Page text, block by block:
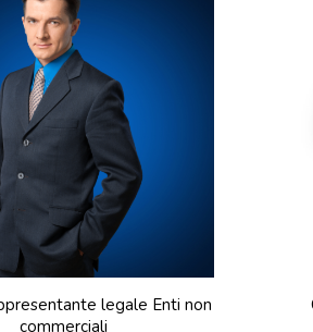
legale Enti non
commerciali